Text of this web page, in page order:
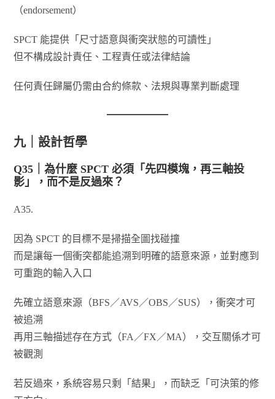
（endorsement）
SPCT 能提供「尺寸語意與衝突狀態的可讀性」
但不構成設計責任、工程責任或法律結論
任何責任歸屬仍需由合約條款、法規與專業判斷處理
九｜設計哲學
Q35｜為什麼 SPCT 必須「先四模塊，再三軸投
影」，而不是反過來？
A35.
因為 SPCT 的目標不是掃描全圖找碰撞
而是讓每一個衝突都能追溯到明確的語意來源，並對應到
可重跑的輸入入口
先確立語意來源（BFS／AVS／OBS／SUS），衝突才可
被追溯
再用三軸描述存在方式（FA／FX／MA），交互關係才可
被觀測
若反過來，系統容易只剩「結果」，而缺乏「可決策的修